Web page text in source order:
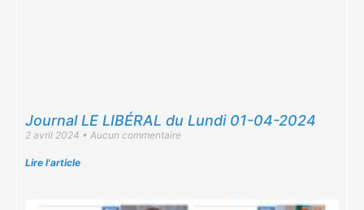
Journal LE LIBÉRAL du Lundi 01-04-2024
2 avril 2024 Aucun commentaire
Lire l'article